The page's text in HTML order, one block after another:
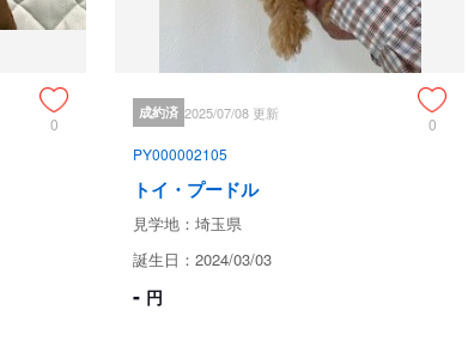
0
成約済 2025/07/08 更新
0
PY000002105
トイ・プードル
見学地：埼玉県
誕生日：2024/03/03
- 円